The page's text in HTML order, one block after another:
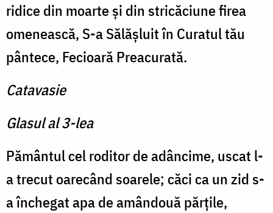
ridice din moarte şi din stricăciune firea
omenească, S-a Sălăşluit în Curatul tău
pântece, Fecioară Preacurată.
Catavasie
Glasul al 3-lea
Pământul cel roditor de adâncime, uscat l-
a trecut oarecând soarele; căci ca un zid s-
a închegat apa de amândouă părţile,